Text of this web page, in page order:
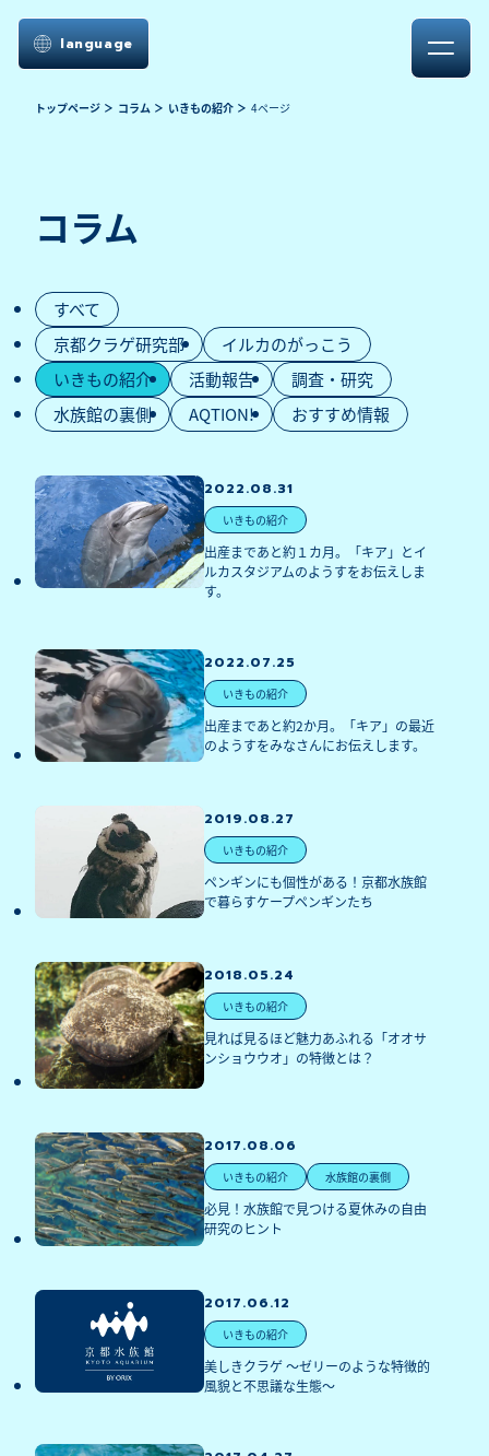
language
トップページ コラム いきもの紹介 4ページ
コラム
すべて
京都クラゲ研究部
イルカのがっこう
いきもの紹介
活動報告
調査・研究
水族館の裏側
AQTION! おすすめ情報
2022.08.31
いきもの紹介
出産まであと約１カ月。「キア」とイ
ルカスタジアムのようすをお伝えしま
す。
2022.07.25
いきもの紹介
出産まであと約2か月。「キア」の最近
のようすをみなさんにお伝えします。
2019.08.27
いきもの紹介
ペンギンにも個性がある！京都水族館
で暮らすケープペンギンたち
2018.05.24
いきもの紹介
見れば見るほど魅力あふれる「オオサ
ンショウウオ」の特徴とは？
2017.08.06
いきもの紹介 水族館の裏側
必見！水族館で見つける夏休みの自由
研究のヒント
2017.06.12
いきもの紹介
美しきクラゲ ～ゼリーのような特徴的
風貌と不思議な生態～